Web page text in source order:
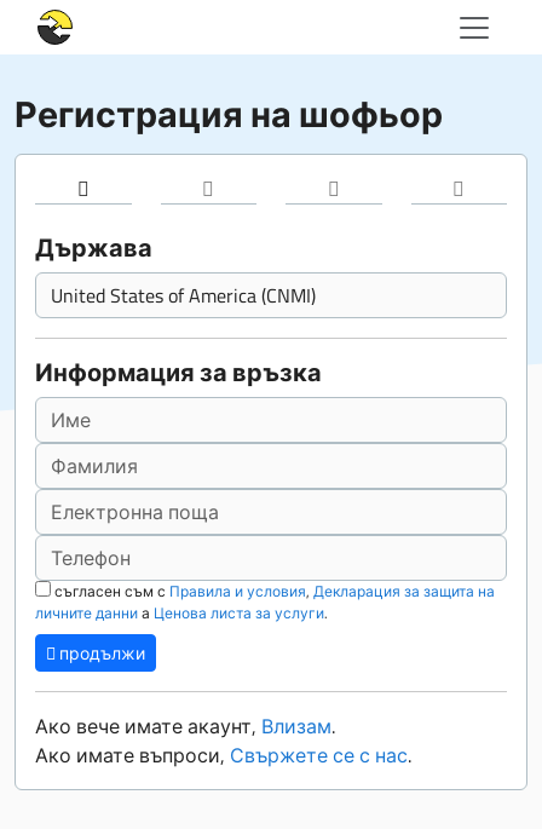
Регистрация на шофьор
Държава
Информация за връзка
съгласен съм с Правила и условия, Декларация за защита на
личните данниа Ценова листа за услуги.
продължи
Ако вече имате акаунт, Влизам.
Ако имате въпроси, Свържете се с нас.